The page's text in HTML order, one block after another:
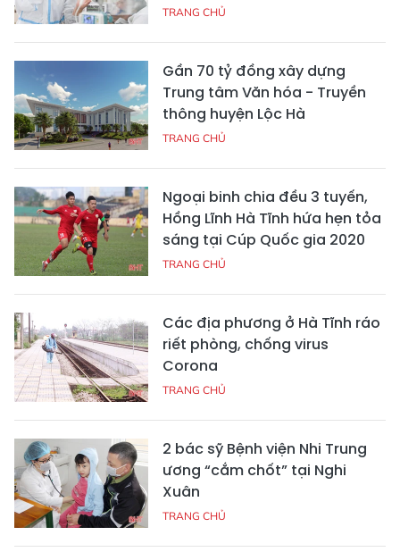
TRANG CHỦ
Gần 70 tỷ đồng xây dựng
Trung tâm Văn hóa - Truyền
thông huyện Lộc Hà
TRANG CHỦ
Ngoại binh chia đều 3 tuyến,
Hồng Lĩnh Hà Tĩnh hứa hẹn tỏa
sáng tại Cúp Quốc gia 2020
TRANG CHỦ
Các địa phương ở Hà Tĩnh ráo
riết phòng, chống virus
Corona
TRANG CHỦ
2 bác sỹ Bệnh viện Nhi Trung
ương “cắm chốt” tại Nghi
Xuân
TRANG CHỦ